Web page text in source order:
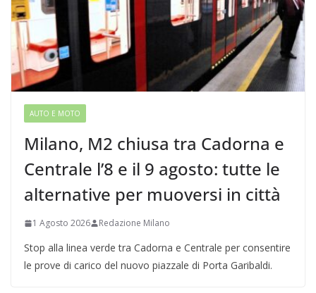
AUTO E MOTO
Milano, M2 chiusa tra Cadorna e
Centrale l’8 e il 9 agosto: tutte le
alternative per muoversi in città
1 Agosto 2026 Redazione Milano
Stop alla linea verde tra Cadorna e Centrale per consentire
le prove di carico del nuovo piazzale di Porta Garibaldi.